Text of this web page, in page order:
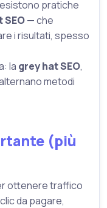
pratiche
SEO— che
i risultati, spesso
la grey hat SEO,
metodi
(più
ottenere traffico
da pagare,